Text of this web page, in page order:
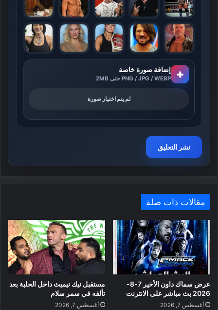
+ إضافة صورة خاصة
PNG / JPG / WEBP حتى 2MB
لم يتم اختيار صورة
مقالات ذات صلة
عرض سماك داون الأخير 7-8-
2026 بث مباشر على الانترنت
أغسطس 7, 2026
مستقبل نيك نيميث داخل الحلبة بعد
تألقه في سمر سلام
أغسطس 7, 2026